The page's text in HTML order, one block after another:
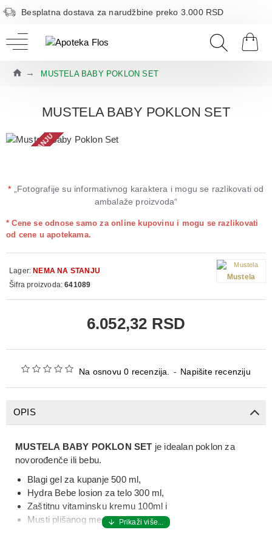
Besplatna dostava za narudžbine preko 3.000 RSD
MUSTELA BABY POKLON SET
MUSTELA BABY POKLON SET
NEMA NA STANJU
* „Fotografije su informativnog karaktera i mogu se razlikovati od
ambalaže proizvoda“
Na osnovu 0 recenzija. - Napišite recenziju
* Cene se odnose samo za online kupovinu i mogu se razlikovati
od cene u apotekama.
6.052,32 RSD
Lager: NEMA NA STANJU
Šifra proizvoda: 641089
Mustela
OPIS
MUSTELA BABY POKLON SET je idealan poklon za
novorođenče ili bebu.
Blagi gel za kupanje 500 ml,
Hydra Bebe losion za telo 300 ml,
Zaštitnu vitaminsku kremu 100ml i
Musti plišanog medu.